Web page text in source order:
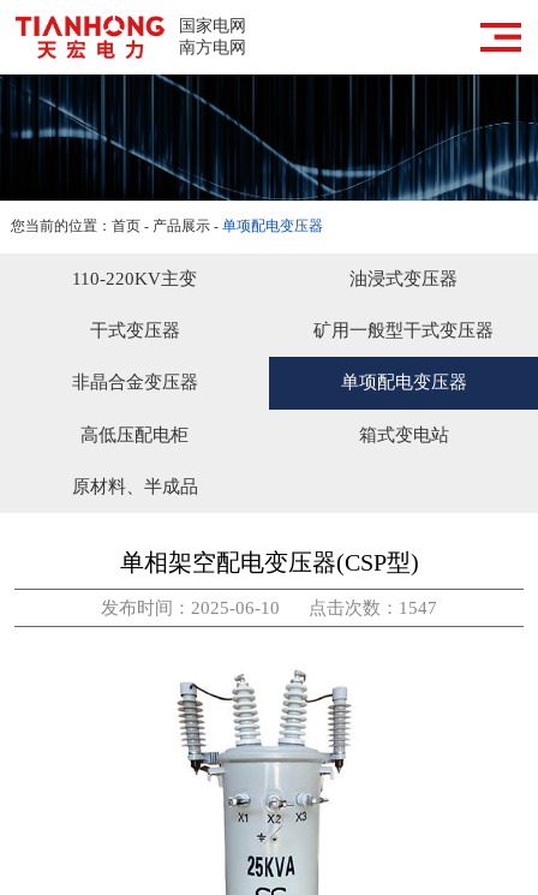
国家电网
南方电网
网站首页
走进天宏
天宏产品
成功案例
新闻媒体
合作服务
您当前的位置： 首页 - 产品展示- 单项配电变压器
110-220KV主变 油浸式变压器
干式变压器 矿用一般型干式变压器
非晶合金变压器 单项配电变压器
高低压配电柜 箱式变电站
原材料、半成品
单相架空配电变压器(CSP型)
发布时间：2025-06-10 点击次数：1547